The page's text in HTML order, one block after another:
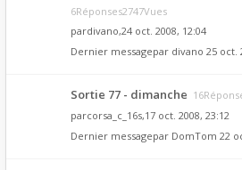
6Réponses2747Vues
pardivano,24 oct. 2008, 12:04
Dernier messagepar divano 25 oct.
Sortie 77 - dimanche
parcorsa_c_16s,17 oct. 2008, 23:12
Dernier messagepar DomTom 22